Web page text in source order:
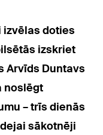
izvēlas doties
izskriet
Arvīds Duntavs
noslēgt
– trīs dienās
sākotnēji